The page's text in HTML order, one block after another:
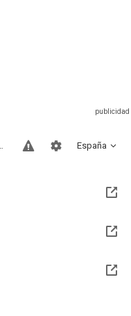
España
2100 (Quedan 73 años)